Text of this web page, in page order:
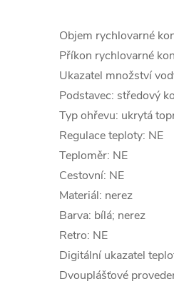
Objem rychlovarné
Příkon rychlovarné
Ukazatel množství
Podstavec: středový
Typ ohřevu: ukrytá
Regulace teploty: NE
Teploměr: NE
Cestovní: NE
Materiál: nerez
Barva: bílá; nerez
Retro: NE
Digitální ukazatel
Dvouplášťové